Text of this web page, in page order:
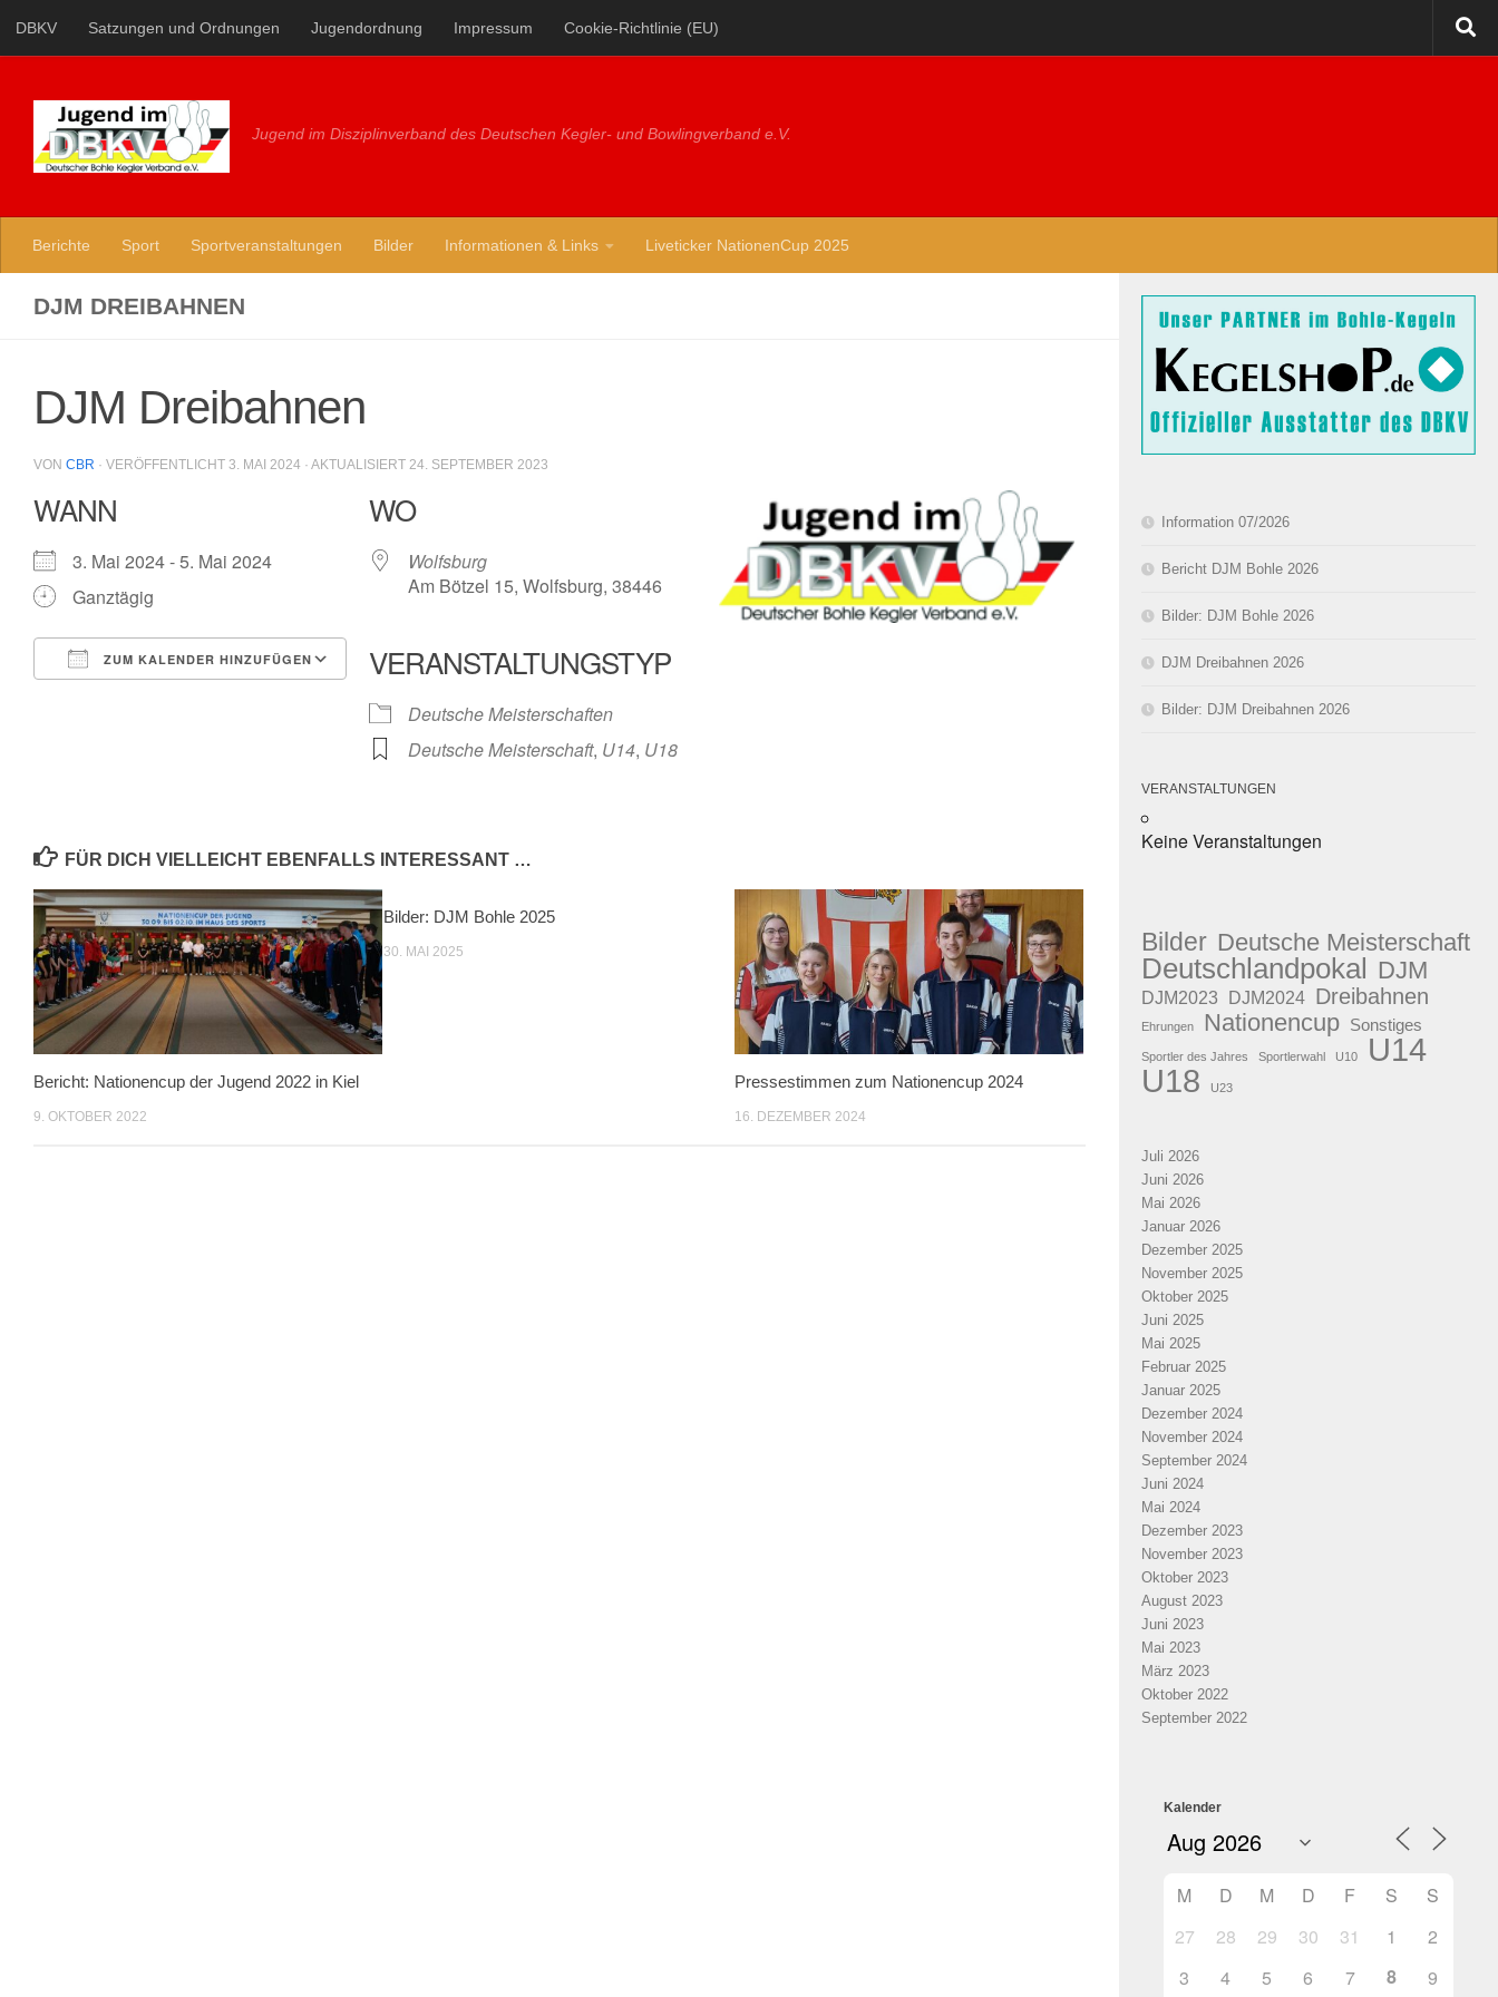
Zum Inhalt springen
DBKV Satzungen und Ordnungen Jugendordnung Impressum Cookie-Richtlinie (EU)
Jugend im Disziplinverband des Deutschen Kegler- und Bowlingverband e.V.
Berichte Sport Sportveranstaltungen Bilder Informationen & Links Liveticker NationenCup 2025
DJM DREIBAHNEN
DJM Dreibahnen
VON CBR · VERÖFFENTLICHT 3. MAI 2024 · AKTUALISIERT 24. SEPTEMBER 2023
WANN
3. Mai 2024 - 5. Mai 2024
Ganztägig
ZUM KALENDER HINZUFÜGEN
Google Kalender Outlook Live
WO
Wolfsburg
Am Bötzel 15, Wolfsburg, 38446
VERANSTALTUNGSTYP
Deutsche Meisterschaften
Deutsche Meisterschaft, U14, U18
FÜR DICH VIELLEICHT EBENFALLS INTERESSANT …
Bericht: Nationencup der Jugend 2022 in Kiel
9. OKTOBER 2022
Bilder: DJM Bohle 2025
30. MAI 2025
Pressestimmen zum Nationencup 2024
16. DEZEMBER 2024
Information 07/2026
Bericht DJM Bohle 2026
Bilder: DJM Bohle 2026
DJM Dreibahnen 2026
Bilder: DJM Dreibahnen 2026
VERANSTALTUNGEN
Keine Veranstaltungen
Bilder Deutsche Meisterschaft
Deutschlandpokal DJM
DJM2023 DJM2024 Dreibahnen
Ehrungen Nationencup Sonstiges
Sportler des Jahres Sportlerwahl U10 U14
U18 U23
Juli 2026
Juni 2026
Mai 2026
Januar 2026
Dezember 2025
November 2025
Oktober 2025
Juni 2025
Mai 2025
Februar 2025
Januar 2025
Dezember 2024
November 2024
September 2024
Juni 2024
Mai 2024
Dezember 2023
November 2023
Oktober 2023
August 2023
Juni 2023
Mai 2023
März 2023
Oktober 2022
September 2022
Kalender
M D M D F S
S
27
28 29 30 31 1
2
3
4 5 6 7 8 9